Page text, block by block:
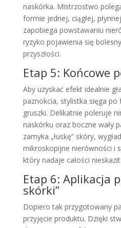
naskórka. Mistrzostwo
formie jednej, ciągłej,
zapobiega powstawaniu
ryzyko pojawienia się
przyszłości.
Etap 5: Końcowe
Aby uzyskać efekt idealnie
paznokcia, stylistka sięga po
gruszki. Delikatnie poleruje
naskórku oraz boczne wały
zamyka „łuskę” skóry,
mikroskopijne nierówności i
który nadaje całości
Etap 6: Aplikacja
skórki”
Dopiero tak przygotowany
przyjęcie produktu. Dzięki